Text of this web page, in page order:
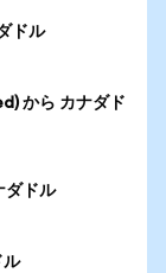
ドル
から カナダド
ダドル
ル